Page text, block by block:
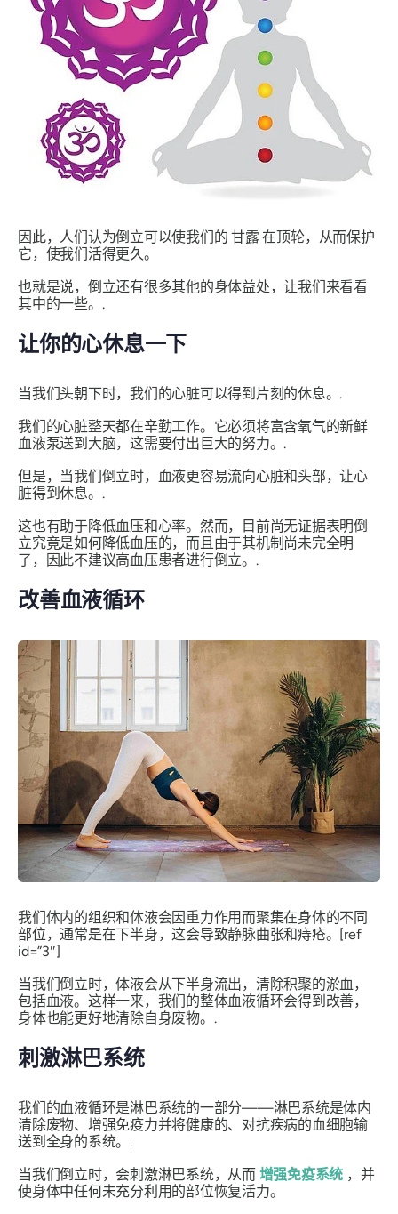
因此，人们认为倒立可以使我们的甘露在顶轮，从而保护
它，使我们活得更久。
也就是说，倒立还有很多其他的身体益处，让我们来看看
其中的一些。.
让你的心休息一下
当我们头朝下时，我们的心脏可以得到片刻的休息。.
我们的心脏整天都在辛勤工作。它必须将富含氧气的新鲜
血液泵送到大脑，这需要付出巨大的努力。.
但是，当我们倒立时，血液更容易流向心脏和头部，让心
脏得到休息。.
这也有助于降低血压和心率。然而，目前尚无证据表明倒
立究竟是如何降低血压的，而且由于其机制尚未完全明
了，因此不建议高血压患者进行倒立。.
改善血液循环
我们体内的组织和体液会因重力作用而聚集在身体的不同
部位，通常是在下半身，这会导致静脉曲张和痔疮。[ref
id=”3″]
当我们倒立时，体液会从下半身流出，清除积聚的淤血，
包括血液。这样一来，我们的整体血液循环会得到改善，
身体也能更好地清除自身废物。.
刺激淋巴系统
我们的血液循环是淋巴系统的一部分——淋巴系统是体内
清除废物、增强免疫力并将健康的、对抗疾病的血细胞输
送到全身的系统。.
当我们倒立时，会刺激淋巴系统，从而 增强免疫系统 ，并
使身体中任何未充分利用的部位恢复活力。